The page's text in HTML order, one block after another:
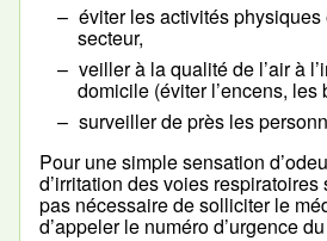
éviter les activités
secteur,
veiller à la qualité de l’air à
domicile (éviter l’encens, les
surveiller de près les
Pour une simple sensation
d’irritation des voies respiratoires
pas nécessaire de solliciter le
d’appeler le numéro d’urgence